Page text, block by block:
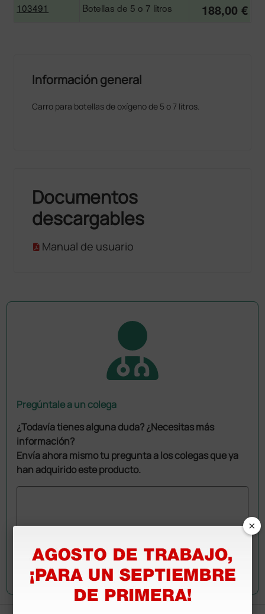
103491 Botellas de 5 o 7 litros 188,00 €
Información general
Carro para botellas de oxígeno de 5 o 7 litros.
Documentos
descargables
Manual de usuario
Pregúntale a un colega
¿Todavía tienes alguna duda? ¿Necesitas más
información?
Envía ahora mismo tu pregunta a los colegas que ya
han adquirido este producto.
Envía tu pregunta
×